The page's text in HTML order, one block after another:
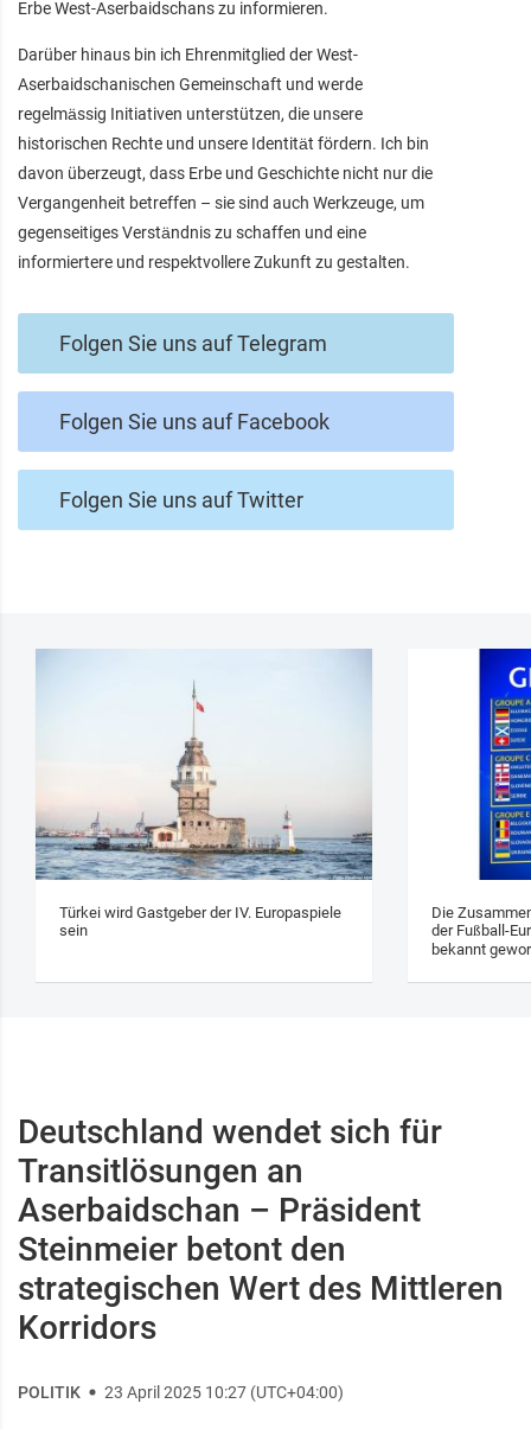
Erbe West-Aserbaidschans zu informieren.
Darüber hinaus bin ich Ehrenmitglied der West-
Aserbaidschanischen Gemeinschaft und werde
regelmässig Initiativen unterstützen, die unsere
historischen Rechte und unsere Identität fördern. Ich bin
davon überzeugt, dass Erbe und Geschichte nicht nur die
Vergangenheit betreffen – sie sind auch Werkzeuge, um
gegenseitiges Verständnis zu schaffen und eine
informiertere und respektvollere Zukunft zu gestalten.
Folgen Sie uns auf Telegram
Folgen Sie uns auf Facebook
Folgen Sie uns auf Twitter
Türkei wird Gastgeber der IV. Europaspiele
sein
Die
der Fußball-
bekannt
Deutschland wendet sich für
Transitlösungen an
Aserbaidschan – Präsident
Steinmeier betont den
strategischen Wert des Mittleren
Korridors
POLITIK 23 April 2025 10:27 (UTC+04:00)